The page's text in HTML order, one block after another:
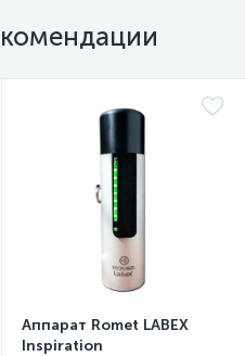
Аппарат Romet LABEX
Inspiration